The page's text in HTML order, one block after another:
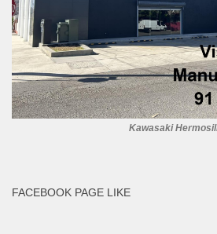
Kawasaki
FACEBOOK PAGE LIKE